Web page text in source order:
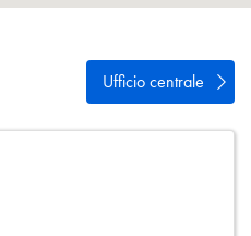
Ufficio centrale
Mappa del sito
iSource Accedere